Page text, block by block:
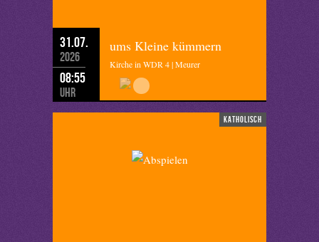
31.07.
2026
08:55
Uhr
ums Kleine kümmern
Kirche in WDR 4 | Meurer
katholisch